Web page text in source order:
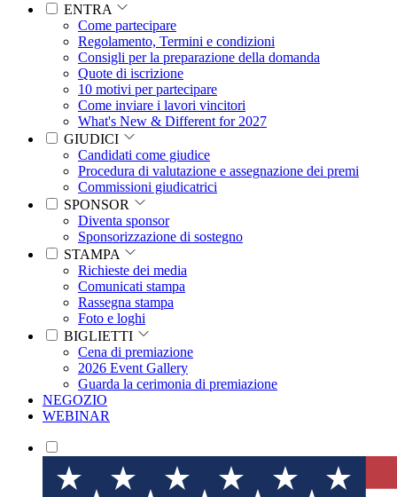
ENTRA
Come partecipare
Regolamento, Termini e condizioni
Consigli per la preparazione della domanda
Quote di iscrizione
10 motivi per partecipare
Come inviare i lavori vincitori
What's New & Different for 2027
GIUDICI
Candidati come giudice
Procedura di valutazione e assegnazione dei premi
Commissioni giudicatrici
SPONSOR
Diventa sponsor
Sponsorizzazione di sostegno
STAMPA
Richieste dei media
Comunicati stampa
Rassegna stampa
Foto e loghi
BIGLIETTI
Cena di premiazione
2026 Event Gallery
Guarda la cerimonia di premiazione
NEGOZIO
WEBINAR